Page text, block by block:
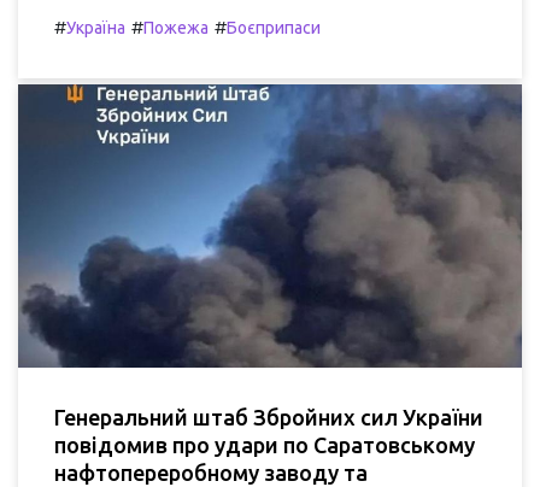
#Україна #Пожежа #Боєприпаси
Генеральний штаб Збройних сил України
повідомив про удари по Саратовському
нафтопереробному заводу та